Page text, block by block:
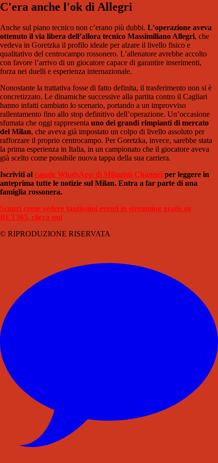
C'era anche l'ok di Allegri
Anche sul piano tecnico non c’erano più dubbi. L’operazione aveva
ottenuto il via libera dell’allora tecnico Massimiliano Allegri, che
vedeva in Goretzka il profilo ideale per alzare il livello fisico e
qualitativo del centrocampo rossonero. L’allenatore avrebbe accolto
con favore l’arrivo di un giocatore capace di garantire inserimenti,
forza nei duelli e esperienza internazionale.
Nonostante la trattativa fosse di fatto definita, il trasferimento non si è
concretizzato. Le dinamiche successive alla partita contro il Cagliari
hanno infatti cambiato lo scenario, portando a un improvviso
rallentamento fino allo stop definitivo dell’operazione. Un’occasione
sfumata che oggi rappresenta uno dei grandi rimpianti di mercato
del Milan, che aveva già impostato un colpo di livello assoluto per
rafforzare il proprio centrocampo. Per Goretzka, invece, sarebbe stata
la prima esperienza in Italia, in un campionato che il giocatore aveva
già scelto come possibile nuova tappa della sua carriera.
Iscriviti al canale WhatsApp di Milanisti Channel per leggere in
anteprima tutte le notizie sul Milan. Entra a far parte di una
famiglia rossonera.
Scopri come vedere tantissimi eventi in streaming gratis su
BET365, clicca qui
© RIPRODUZIONE RISERVATA